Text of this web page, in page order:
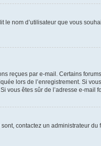
nom d’utilisateur que vous
reçues par e-mail. Certains
lors de l’enregistrement. Si
vous êtes sûr de l’adresse e-mail
contactez un administrateur